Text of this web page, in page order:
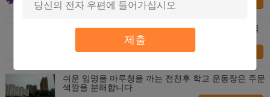
제출
적당한 가득 차있는 보호 안전을 마루청을 까는 다 목
쉬운 임명을 마루청을 까는 전천후 학교 운동장은 주문
색깔을 분해합니다